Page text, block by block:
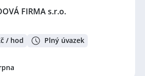
FIRMA s.r.o.
/ hod Plný úvazek